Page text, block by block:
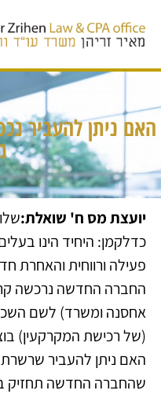
האם ניתן להעביר
יועצת מס ח' שואלת:
כדלקמן: היחיד הינו
פעילה ורווחית והאחרת
החברה החדשה נרכשה
אחסנה ומשרד) לשם
(של רכישת המקרקעין)
האם ניתן להעביר